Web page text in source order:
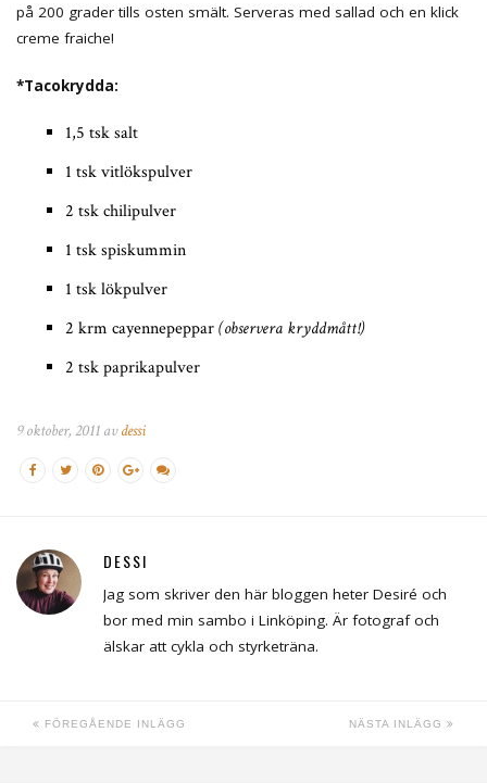
på 200 grader tills osten smält. Serveras med sallad och en klick
creme fraiche!
*Tacokrydda:
1,5 tsk salt
1 tsk vitlökspulver
2 tsk chilipulver
1 tsk spiskummin
1 tsk lökpulver
2 krm cayennepeppar(observera kryddmått!)
2 tsk paprikapulver
9 oktober, 2011 avdessi
DESSI
Jag som skriver den här bloggen heter Desiré och
bor med min sambo i Linköping. Är fotograf och
älskar att cykla och styrketräna.
FÖREGÅENDE INLÄGG NÄSTA INLÄGG